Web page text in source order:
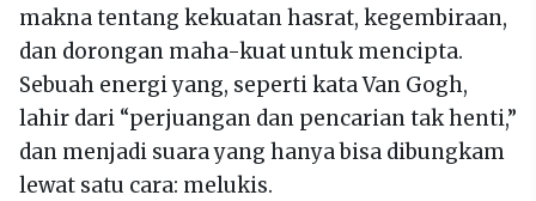
makna tentang kekuatan hasrat, kegembiraan,
dan dorongan maha-kuat untuk mencipta.
Sebuah energi yang, seperti kata Van Gogh,
lahir dari “perjuangan dan pencarian tak henti,”
dan menjadi suara yang hanya bisa dibungkam
lewat satu cara: melukis.